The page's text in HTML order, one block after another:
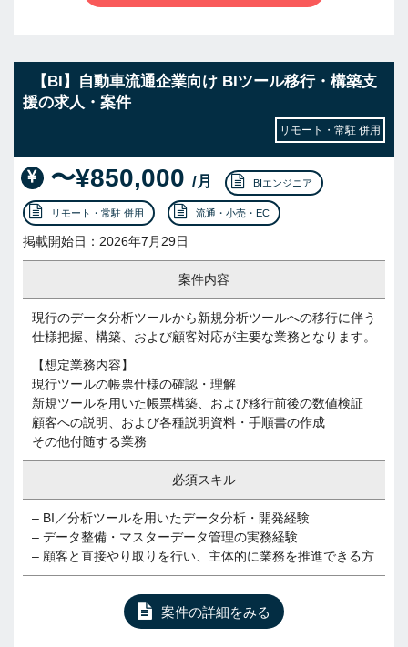
【BI】自動車流通企業向け BIツール移行・構築支
援の求人・案件
リモート・常駐 併用
〜¥850,000 /月 BIエンジニア
リモート・常駐 併用 流通・小売・EC
掲載開始日：2026年7月29日
案件内容
現行のデータ分析ツールから新規分析ツールへの移行に伴う
仕様把握、構築、および顧客対応が主要な業務となります。
【想定業務内容】
現行ツールの帳票仕様の確認・理解
新規ツールを用いた帳票構築、および移行前後の数値検証
顧客への説明、および各種説明資料・手順書の作成
その他付随する業務
必須スキル
– BI／分析ツールを用いたデータ分析・開発経験
– データ整備・マスターデータ管理の実務経験
– 顧客と直接やり取りを行い、主体的に業務を推進できる方
案件の詳細をみる